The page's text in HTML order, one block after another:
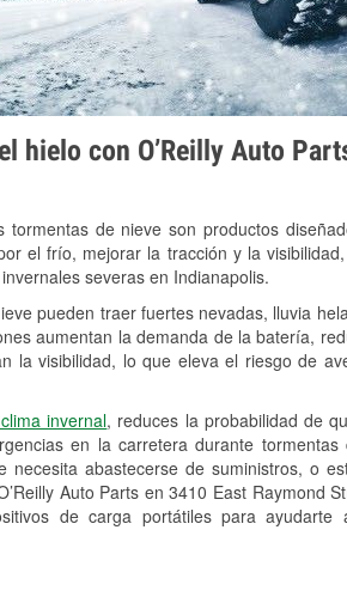
hielo con O’Reilly Auto
de nieve son productos
el frío, mejorar la tracción y la
severas en Indianapolis.
pueden traer fuertes nevadas, lluvia
aumentan la demanda de la batería,
la visibilidad, lo que eleva el riesgo de
invernal, reduces la probabilidad de
en la carretera durante
necesita abastecerse de suministros, o
Auto Parts en 3410 East Raymond
de carga portátiles para